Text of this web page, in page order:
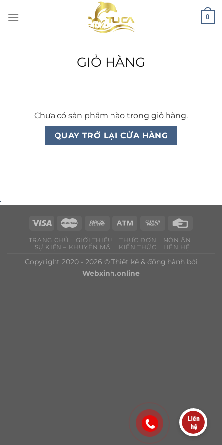
đến
0
GIỎ HÀNG
Chưa có sản phẩm nào trong giỏ hàng.
QUAY TRỞ LẠI CỬA HÀNG
.
TRANG CHỦ GIỚI THIỆU THỰC ĐƠN
MÓN ĂN
SỰ KIỆN – KHUYẾN MÃI
KIẾN THỨC LIÊN HỆ
Copyright 2020 - 2026 © Thiết kế & đồng hành bởi
Webxinh.online